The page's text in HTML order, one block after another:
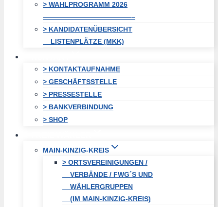
> WAHLPROGRAMM 2026
—————————————–
> KANDIDATENÜBERSICHT
LISTENPLÄTZE (MKK)
> KONTAKTAUFNAHME
> GESCHÄFTSSTELLE
> PRESSESTELLE
> BANKVERBINDUNG
> SHOP
MAIN-KINZIG-KREIS
> ORTSVEREINIGUNGEN /
VERBÄNDE / FWG´S UND
WÄHLERGRUPPEN
(IM MAIN-KINZIG-KREIS)